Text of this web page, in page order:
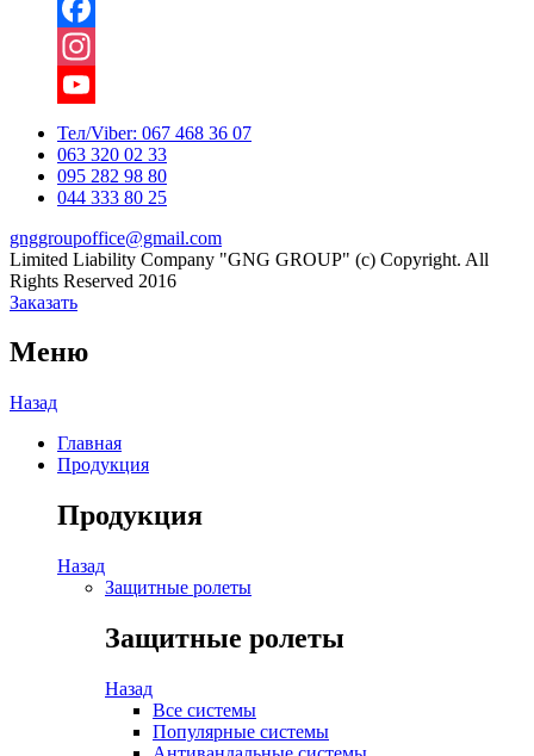
Facebook
Instagram
YouTube
Channel
Тел/Viber: 067 468 36 07
063 320 02 33
095 282 98 80
044 333 80 25
gnggroupoffice@gmail.com
Limited Liability Company "GNG GROUP" (c) Copyright. All
Rights Reserved 2016
Заказать
Меню
Назад
Главная
Продукция
Продукция
Назад
Защитные ролеты
Защитные ролеты
Назад
Все системы
Популярные системы